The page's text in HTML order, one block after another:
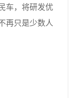
车，将研发优
再只是少数人